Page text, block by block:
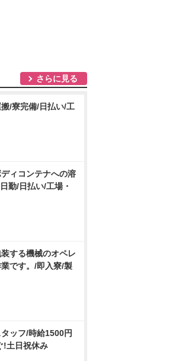
さらに見る
/寮完備/日払い/工
ディコンテナへの溶
勤/日払い/工場・
装する機械のオペレ
です。/即入寮/製
ッフ/時給1500円
!土日祝休み